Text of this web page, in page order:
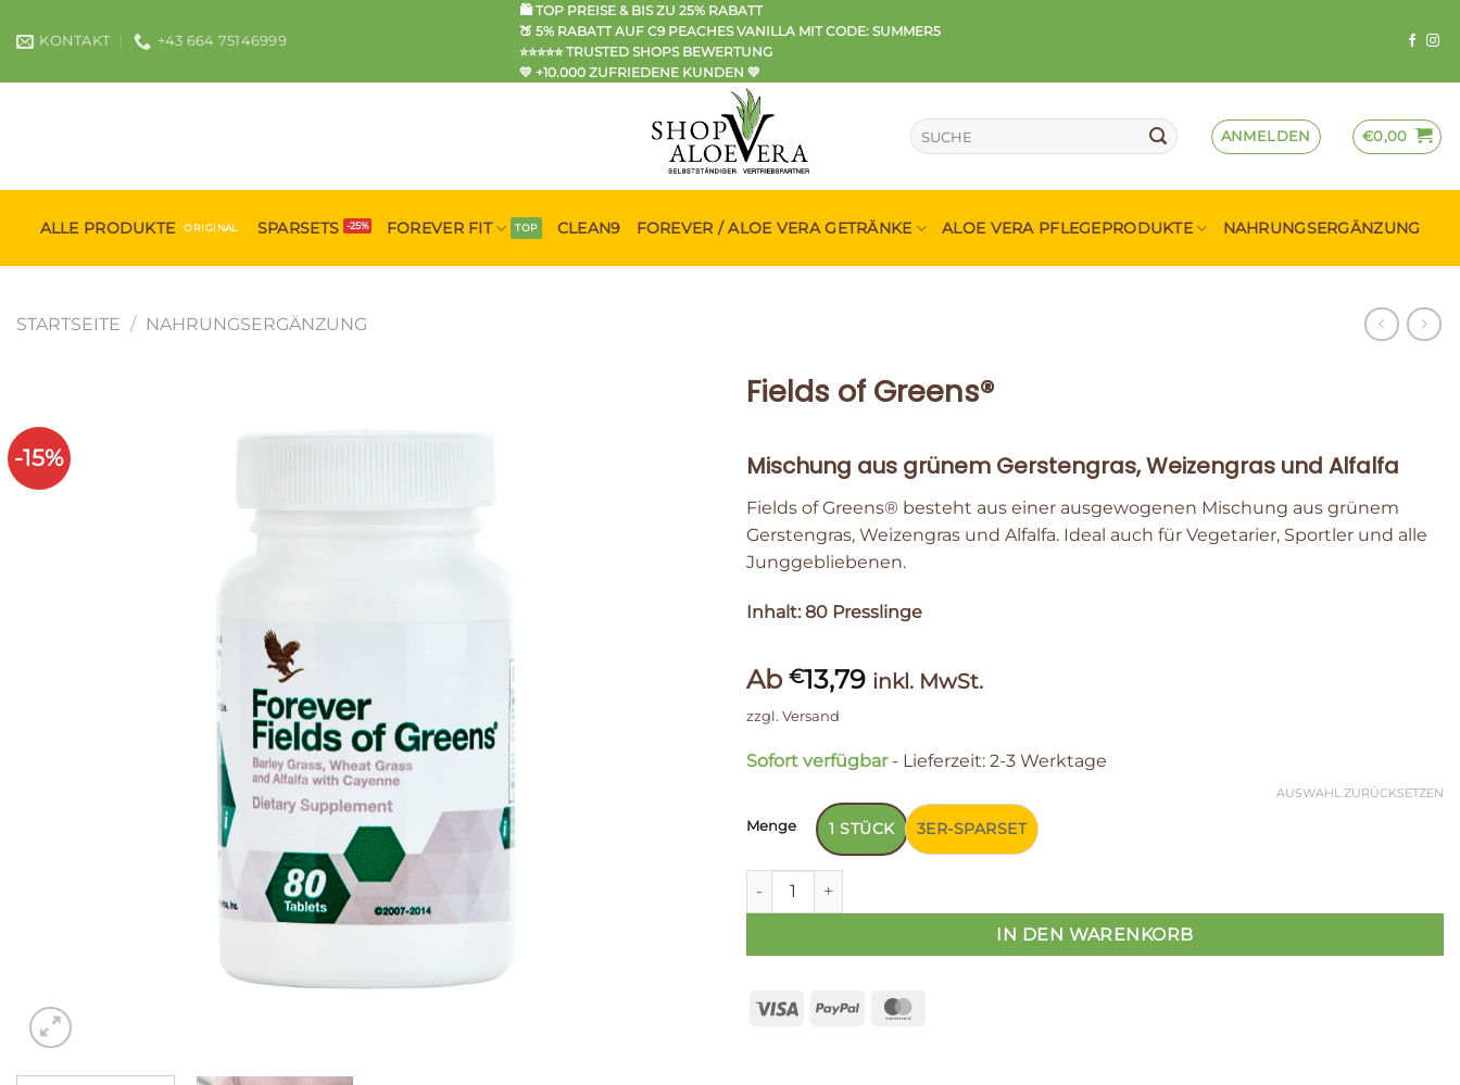
InhaltKONTAKT +43 664 75146999
🛍️ TOP PREISE & BIS ZU 25% RABATT
🍑 5% RABATT AUF C9 PEACHES VANILLA MIT CODE: SUMMER5
⭐⭐⭐⭐⭐ TRUSTED SHOPS BEWERTUNG
💛 +10.000 ZUFRIEDENE KUNDEN 💛
Suche
nach:
ANMELDEN €0,00
ALLE PRODUKTE SPARSETS FOREVER FIT CLEAN9 FOREVER / ALOE VERA GETRÄNKE ALOE VERA PFLEGEPRODUKTE NAHRUNGSERGÄNZUNG
STARTSEITE / NAHRUNGSERGÄNZUNG
-15%
Fields of Greens®
Mischung aus grünem Gerstengras, Weizengras und Alfalfa
Fields of Greens® besteht aus einer ausgewogenen Mischung aus grünem
Gerstengras, Weizengras und Alfalfa. Ideal auch für Vegetarier, Sportler und alle
Junggebliebenen.
Inhalt: 80 Presslinge
Ab €13,79 inkl. MwSt.
zzgl. Versand
Sofort verfügbar- Lieferzeit: 2-3 Werktage
Menge 1 STÜCK 3ER-SPARSET
AUSWAHL ZURÜCKSETZEN
Fields of Greens® Menge
IN DEN WARENKORB